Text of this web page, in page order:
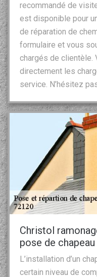
recommandé de
est disponible pour
de réparation de
formulaire et vous
chargés de clientèle.
directement les
service. N’hésitez
Christol
pose de
L’installation d’un
certain niveau de